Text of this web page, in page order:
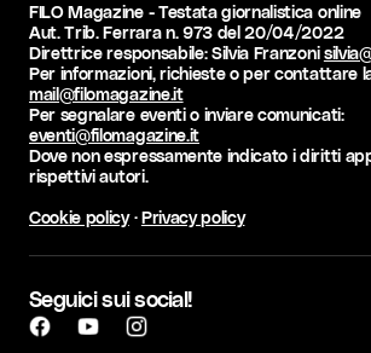
FILO Magazine - Testata giornalistica online
Aut. Trib. Ferrara n. 973 del 20/04/2022
Direttrice responsabile: Silvia Franzoni
Per informazioni, richieste o per contattare
mail@filomagazine.it
Per segnalare eventi o inviare comunicati:
eventi@filomagazine.it
Dove non espressamente indicato i diritti
rispettivi autori.
Cookie policy·Privacy policy
Seguici sui social!